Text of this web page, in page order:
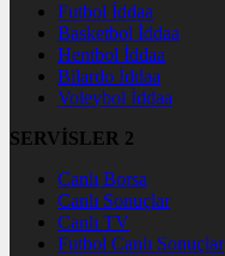
Futbol İddaa
Basketbol İddaa
Hentbol İddaa
Bilardo İddaa
Voleybol İddaa
SERVİSLER 2
Canlı Borsa
Canlı Sonuçlar
Canlı TV
Futbol Canlı Sonuçlar